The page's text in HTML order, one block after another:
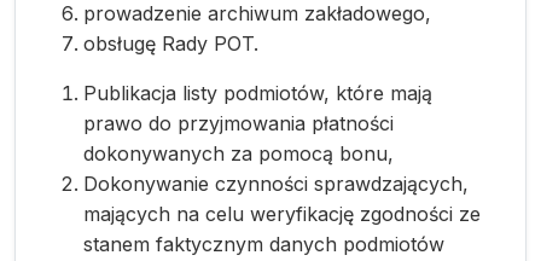
prowadzenie archiwum zakładowego,
obsługę Rady POT.
Publikacja listy podmiotów, które mają
prawo do przyjmowania płatności
dokonywanych za pomocą bonu,
Dokonywanie czynności sprawdzających,
mających na celu weryfikację zgodności ze
stanem faktycznym danych podmiotów